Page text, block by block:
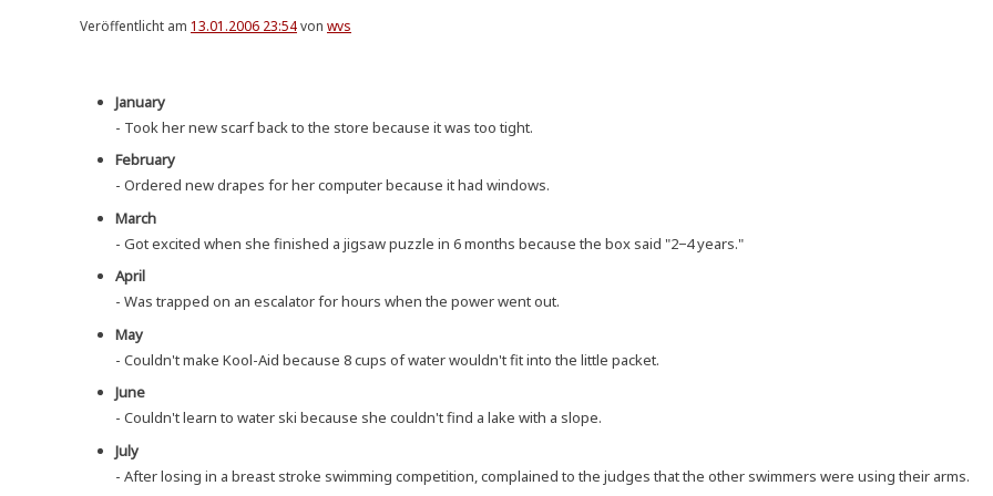
Veröffentlicht am 13.01.2006 23:54von wvs
Janu­ary
- Took her new scarf back to the store becau­se it was too tight.
Febru­ary
- Orde­red new dra­pes for her com­pu­ter becau­se it had windows.
March
- Got exci­ted when she finis­hed a jigsaw puz­zle in 6 months becau­se the box said "2−4 years."
April
- Was trap­ped on an escala­tor for hours when the power went out.
May
- Couldn't make Kool-Aid becau­se 8 cups of water wouldn't fit into the litt­le packet.
June
- Couldn't learn to water ski becau­se she couldn't find a lake with a slope.
July
- After losing in a breast stro­ke swim­ming com­pe­ti­ti­on, com­plai­ned to the jud­ges that the other swim­mers were using their arms.